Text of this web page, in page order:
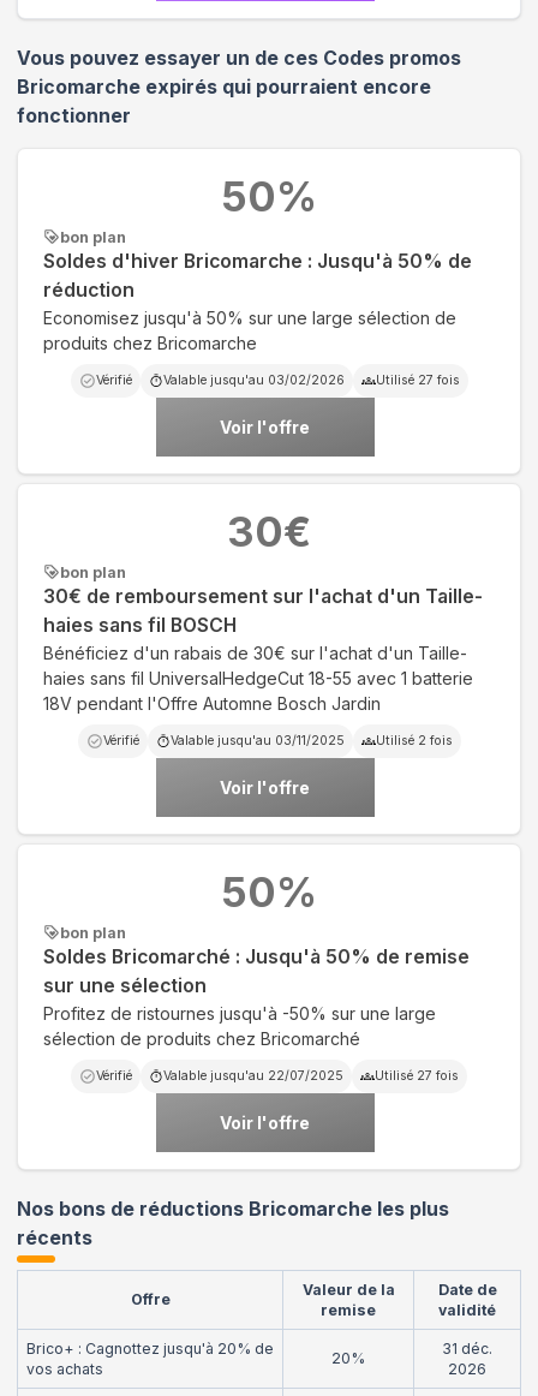
Vous pouvez essayer un de ces Codes promos
Bricomarche expirés qui pourraient encore
fonctionner
bon plan
Soldes d'hiver Bricomarche : Jusqu'à 50% de
réduction
Economisez jusqu'à 50% sur une large sélection de
produits chez Bricomarche
Vérifié Valable jusqu'au 03/02/2026 Utilisé 27 fois
Voir l'offre
50%
bon plan
30€ de remboursement sur l'achat d'un Taille-
haies sans fil BOSCH
Bénéficiez d'un rabais de 30€ sur l'achat d'un Taille-
haies sans fil UniversalHedgeCut 18-55 avec 1 batterie
18V pendant l'Offre Automne Bosch Jardin
Vérifié Valable jusqu'au 03/11/2025 Utilisé 2 fois
Voir l'offre
30€
bon plan
Soldes Bricomarché : Jusqu'à 50% de remise
sur une sélection
Profitez de ristournes jusqu'à -50% sur une large
sélection de produits chez Bricomarché
Vérifié Valable jusqu'au 22/07/2025 Utilisé 27 fois
Voir l'offre
50%
Nos bons de réductions Bricomarche les plus
récents
Offre
Valeur de la
remise
Date de
validité
Brico+ : Cagnottez jusqu'à 20% de
vos achats
20%
31 déc.
2026